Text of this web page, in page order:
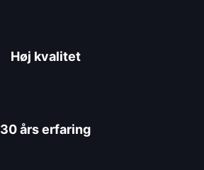
Høj kvalitet
30 års erfaring